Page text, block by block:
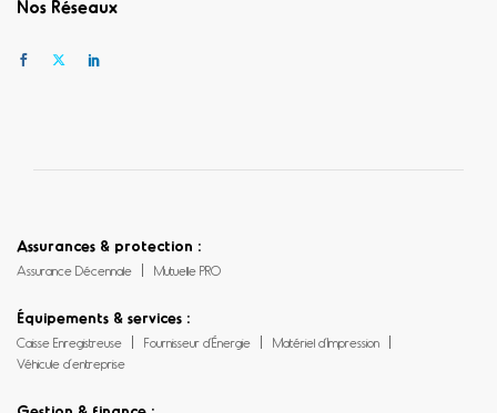
Nos Réseaux
Assurances & protection :
Assurance Décennale Mutuelle PRO
Équipements & services :
Caisse Enregistreuse Fournisseur d’Énergie
Matériel d’Impression
Véhicule d’entreprise